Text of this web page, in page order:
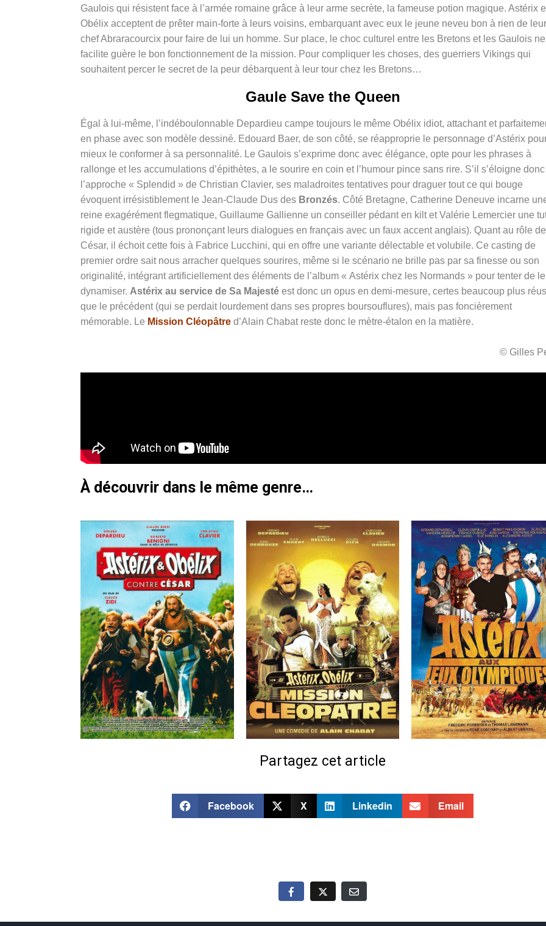
Gaulois qui résistent face à l’armée romaine grâce à leur arme secrète, la fameuse potion magique. Astérix
Obélix acceptent de prêter main-forte à leurs voisins, embarquant avec eux le jeune neveu bon à rien de leur
chef Abraracourcix pour faire de lui un homme. Sur place, le choc culturel entre les Bretons et les Gaulois ne
facilite guère le bon fonctionnement de la mission. Pour compliquer les choses, des guerriers Vikings qui
souhaitent percer le secret de la peur débarquent à leur tour chez les Bretons…
Gaule Save the Queen
Égal à lui-même, l’indéboulonnable Depardieu campe toujours le même Obélix idiot, attachant et
en phase avec son modèle dessiné. Edouard Baer, de son côté, se réapproprie le personnage d’Astérix
mieux le conformer à sa personnalité. Le Gaulois s’exprime donc avec élégance, opte pour les phrases à
rallonge et les accumulations d’épithètes, a le sourire en coin et l’humour pince sans rire. S’il s’éloigne
l’approche « Splendid » de Christian Clavier, ses maladroites tentatives pour draguer tout ce qui bouge
évoquent irrésistiblement le Jean-Claude Dus des Bronzés. Côté Bretagne, Catherine Deneuve incarne
reine exagérément flegmatique, Guillaume Gallienne un conseiller pédant en kilt et Valérie Lemercier une
rigide et austère (tous prononçant leurs dialogues en français avec un faux accent anglais). Quant au rôle de
César, il échoit cette fois à Fabrice Lucchini, qui en offre une variante délectable et volubile. Ce casting de
premier ordre sait nous arracher quelques sourires, même si le scénario ne brille pas par sa finesse ou son
originalité, intégrant artificiellement des éléments de l’album « Astérix chez les Normands » pour tenter de le
dynamiser. Astérix au service de Sa Majesté est donc un opus en demi-mesure, certes beaucoup plus
que le précédent (qui se perdait lourdement dans ses propres boursouflures), mais pas foncièrement
mémorable. Le Mission Cléopâtre d’Alain Chabat reste donc le mètre-étalon en la matière.
© Gilles
À découvrir dans le même genre…
Partagez cet article
Facebook X Linkedin Email